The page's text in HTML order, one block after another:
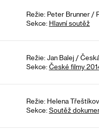
Režie: Peter Brunner /
Sekce: Hlavní soutěž
Režie: Jan Balej /
Sekce: České filmy
Režie: Helena
Sekce: Soutěž